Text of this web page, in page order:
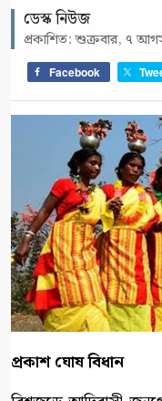
ডেস্ক নিউজ
প্রকাশিত: শুক্রবার, ৭
Facebook
প্রকাশ ঘোষ বিধান